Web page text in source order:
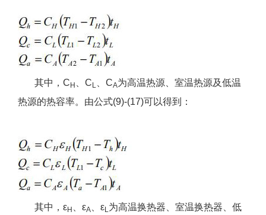
其中，C H 、C L 、CA为高温热源、室温热源及低温
热源的热容率。由公式(9)-(17)可以得到：
其中，εH 、εA 、εL为高温换热器、室温换热器、低